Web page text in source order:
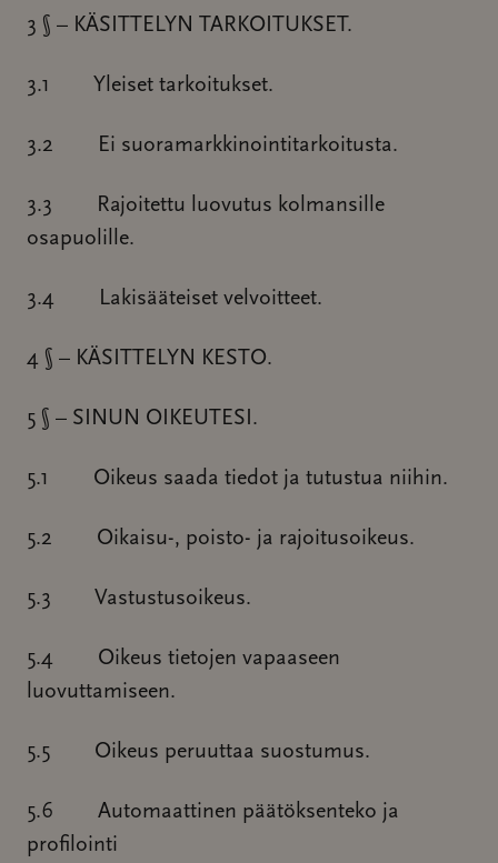
3 § – KÄSITTELYN TARKOITUKSET.
3.1 Yleiset tarkoitukset.
3.2 Ei suoramarkkinointitarkoitusta.
3.3 Rajoitettu luovutus kolmansille
osapuolille.
3.4 Lakisääteiset velvoitteet.
4 § – KÄSITTELYN KESTO.
5 § – SINUN OIKEUTESI.
5.1 Oikeus saada tiedot ja tutustua niihin.
5.2 Oikaisu-, poisto- ja rajoitusoikeus.
5.3 Vastustusoikeus.
5.4 Oikeus tietojen vapaaseen
luovuttamiseen.
5.5 Oikeus peruuttaa suostumus.
5.6 Automaattinen päätöksenteko ja
profilointi